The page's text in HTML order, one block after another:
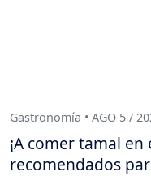
Gastronomía • AGO 5 /
¡A comer tamal
recomendados